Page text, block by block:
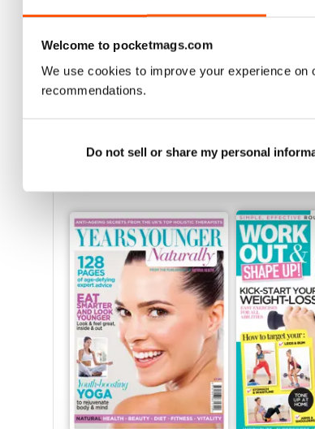
Welcome to pocketmags.com
We use cookies to improve your experience
recommendations.
Do not sell or share my personal
Apr-23
Vista |Al carrello
Vista |Al